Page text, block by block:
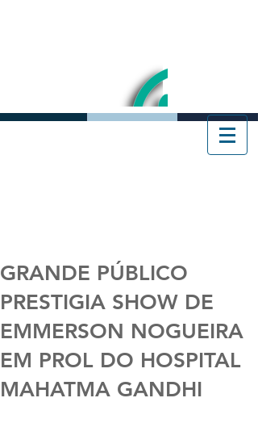
GRANDE PÚBLICO
PRESTIGIA SHOW DE
EMMERSON NOGUEIRA
EM PROL DO HOSPITAL
MAHATMA GANDHI